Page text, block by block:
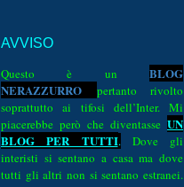
AVVISO
Questo è un BLOG
NERAZZURRO pertanto rivolto
soprattutto ai tifosi dell’Inter. Mi
piacerebbe però che diventasse UN
BLOG PER TUTTI.
Dove gli
interisti si sentano a casa ma dove
tutti gli altri non si sentano estranei.